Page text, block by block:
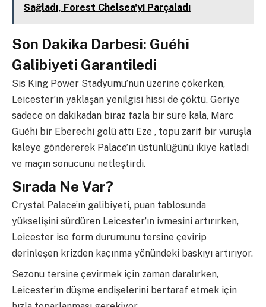
Sağladı, Forest Chelsea'yi Parçaladı
Son Dakika Darbesi: Guéhi
Galibiyeti Garantiledi
Sis King Power Stadyumu’nun üzerine çökerken,
Leicester’ın yaklaşan yenilgisi hissi de çöktü. Geriye
sadece on dakikadan biraz fazla bir süre kala, Marc
Guéhi bir Eberechi golü attı Eze , topu zarif bir vuruşla
kaleye göndererek Palace’ın üstünlüğünü ikiye katladı
ve maçın sonucunu netleştirdi.
Sırada Ne Var?
Crystal Palace’ın galibiyeti, puan tablosunda
yükselişini sürdüren Leicester’ın ivmesini artırırken,
Leicester ise form durumunu tersine çevirip
derinleşen krizden kaçınma yönündeki baskıyı artırıyor.
Sezonu tersine çevirmek için zaman daralırken,
Leicester’ın düşme endişelerini bertaraf etmek için